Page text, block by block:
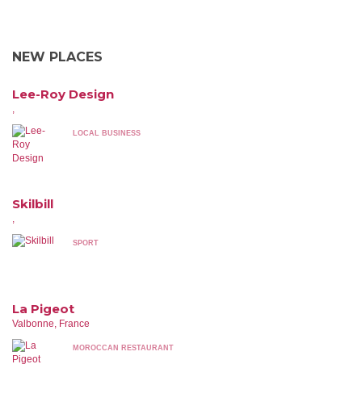
NEW PLACES
Lee-Roy Design
,
LOCAL BUSINESS
Skilbill
,
SPORT
La Pigeot
Valbonne, France
MOROCCAN RESTAURANT